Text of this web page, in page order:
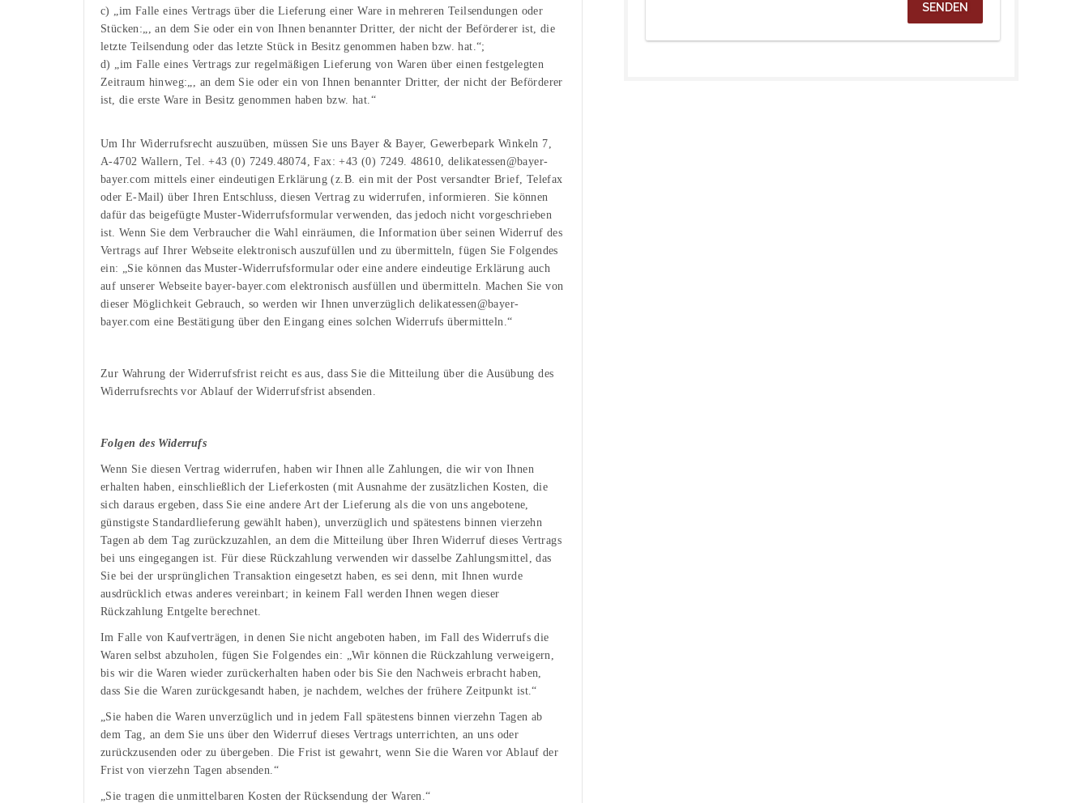
c) „im Falle eines Vertrags über die Lieferung einer Ware in mehreren Teilsendungen oder
Stücken:„, an dem Sie oder ein von Ihnen benannter Dritter, der nicht der Beförderer ist, die
letzte Teilsendung oder das letzte Stück in Besitz genommen haben bzw. hat.“;
d) „im Falle eines Vertrags zur regelmäßigen Lieferung von Waren über einen festgelegten
Zeitraum hinweg:„, an dem Sie oder ein von Ihnen benannter Dritter, der nicht der Beförderer
ist, die erste Ware in Besitz genommen haben bzw. hat.“
Um Ihr Widerrufsrecht auszuüben, müssen Sie uns Bayer & Bayer, Gewerbepark Winkeln 7,
A-4702 Wallern, Tel. +43 (0) 7249.48074, Fax: +43 (0) 7249. 48610, delikatessen@bayer-
bayer.com mittels einer eindeutigen Erklärung (z.B. ein mit der Post versandter Brief, Telefax
oder E-Mail) über Ihren Entschluss, diesen Vertrag zu widerrufen, informieren. Sie können
dafür das beigefügte Muster-Widerrufsformular verwenden, das jedoch nicht vorgeschrieben
ist. Wenn Sie dem Verbraucher die Wahl einräumen, die Information über seinen Widerruf des
Vertrags auf Ihrer Webseite elektronisch auszufüllen und zu übermitteln, fügen Sie Folgendes
ein: „Sie können das Muster-Widerrufsformular oder eine andere eindeutige Erklärung auch
auf unserer Webseite bayer-bayer.com elektronisch ausfüllen und übermitteln. Machen Sie von
dieser Möglichkeit Gebrauch, so werden wir Ihnen unverzüglich delikatessen@bayer-
bayer.com eine Bestätigung über den Eingang eines solchen Widerrufs übermitteln.“
Zur Wahrung der Widerrufsfrist reicht es aus, dass Sie die Mitteilung über die Ausübung des
Widerrufsrechts vor Ablauf der Widerrufsfrist absenden.
Folgen des Widerrufs
Wenn Sie diesen Vertrag widerrufen, haben wir Ihnen alle Zahlungen, die wir von Ihnen
erhalten haben, einschließlich der Lieferkosten (mit Ausnahme der zusätzlichen Kosten, die
sich daraus ergeben, dass Sie eine andere Art der Lieferung als die von uns angebotene,
günstigste Standardlieferung gewählt haben), unverzüglich und spätestens binnen vierzehn
Tagen ab dem Tag zurückzuzahlen, an dem die Mitteilung über Ihren Widerruf dieses Vertrags
bei uns eingegangen ist. Für diese Rückzahlung verwenden wir dasselbe Zahlungsmittel, das
Sie bei der ursprünglichen Transaktion eingesetzt haben, es sei denn, mit Ihnen wurde
ausdrücklich etwas anderes vereinbart; in keinem Fall werden Ihnen wegen dieser
Rückzahlung Entgelte berechnet.
Im Falle von Kaufverträgen, in denen Sie nicht angeboten haben, im Fall des Widerrufs die
Waren selbst abzuholen, fügen Sie Folgendes ein: „Wir können die Rückzahlung verweigern,
bis wir die Waren wieder zurückerhalten haben oder bis Sie den Nachweis erbracht haben,
dass Sie die Waren zurückgesandt haben, je nachdem, welches der frühere Zeitpunkt ist.“
„Sie haben die Waren unverzüglich und in jedem Fall spätestens binnen vierzehn Tagen ab
dem Tag, an dem Sie uns über den Widerruf dieses Vertrags unterrichten, an uns oder
zurückzusenden oder zu übergeben. Die Frist ist gewahrt, wenn Sie die Waren vor Ablauf der
Frist von vierzehn Tagen absenden.“
„Sie tragen die unmittelbaren Kosten der Rücksendung der Waren.“
SENDEN